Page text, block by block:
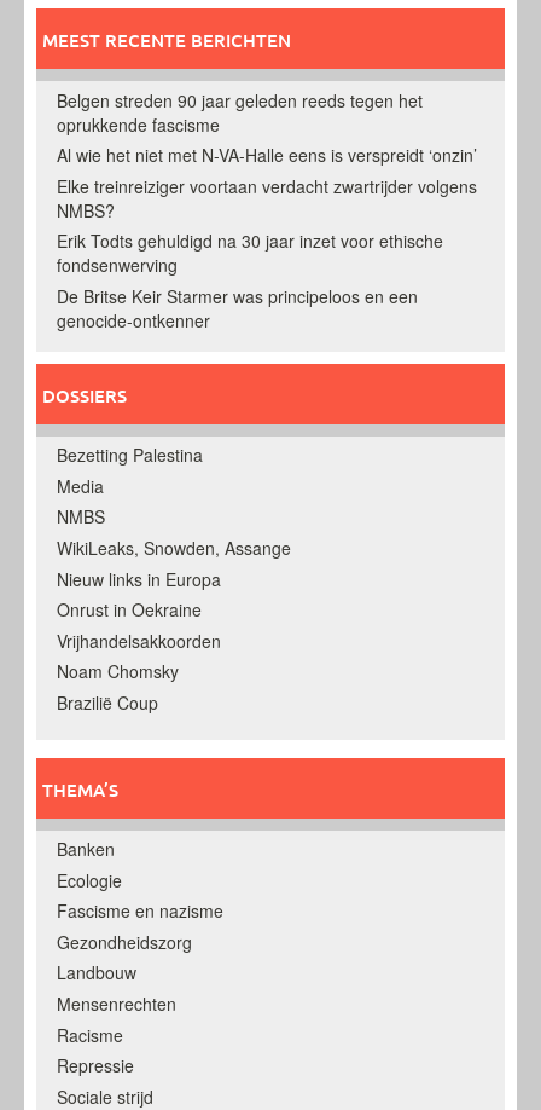
MEEST RECENTE BERICHTEN
Belgen streden 90 jaar geleden reeds tegen het
oprukkende fascisme
Al wie het niet met N-VA-Halle eens is verspreidt ‘onzin’
Elke treinreiziger voortaan verdacht zwartrijder volgens
NMBS?
Erik Todts gehuldigd na 30 jaar inzet voor ethische
fondsenwerving
De Britse Keir Starmer was principeloos en een
genocide-ontkenner
DOSSIERS
Bezetting Palestina
Media
NMBS
WikiLeaks, Snowden, Assange
Nieuw links in Europa
Onrust in Oekraine
Vrijhandelsakkoorden
Noam Chomsky
Brazilië Coup
THEMA’S
Banken
Ecologie
Fascisme en nazisme
Gezondheidszorg
Landbouw
Mensenrechten
Racisme
Repressie
Sociale strijd